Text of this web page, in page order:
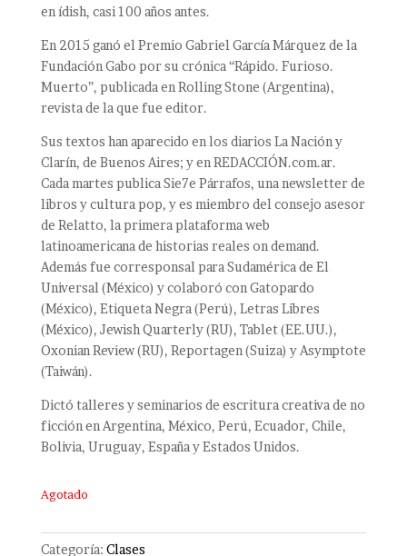
en ídish, casi 100 años antes.
En 2015 ganó el Premio Gabriel García Márquez de la
Fundación Gabo por su crónica “Rápido. Furioso.
Muerto”, publicada en Rolling Stone (Argentina),
revista de la que fue editor.
Sus textos han aparecido en los diarios La Nación y
Clarín, de Buenos Aires; y en REDACCIÓN.com.ar.
Cada martes publica Sie7e Párrafos, una newsletter de
libros y cultura pop, y es miembro del consejo asesor
de Relatto, la primera plataforma web
latinoamericana de historias reales on demand.
Además fue corresponsal para Sudamérica de El
Universal (México) y colaboró con Gatopardo
(México), Etiqueta Negra (Perú), Letras Libres
(México), Jewish Quarterly (RU), Tablet (EE.UU.),
Oxonian Review (RU), Reportagen (Suiza) y Asymptote
(Taiwán).
Dictó talleres y seminarios de escritura creativa de no
ficción en Argentina, México, Perú, Ecuador, Chile,
Bolivia, Uruguay, España y Estados Unidos.
Agotado
Categoría: Clases